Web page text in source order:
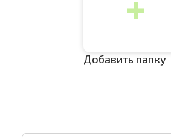
Добавить папку